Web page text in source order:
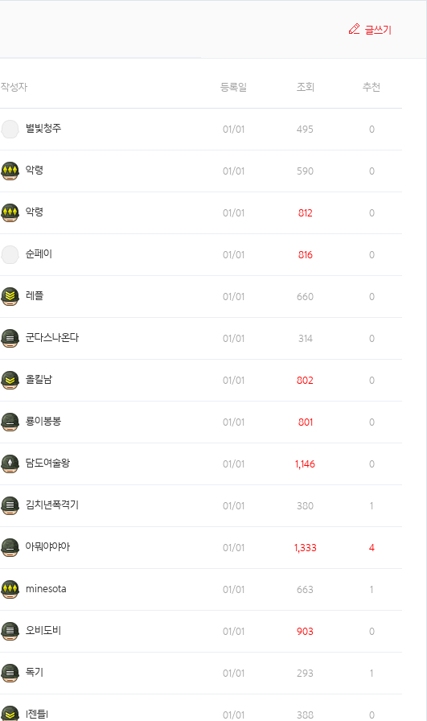
글쓰기
작성자 등록일 조회 추천
별빛청주 01/01 495 0
악령 01/01 590 0
악령 01/01 812 0
순페이 01/01 816 0
레플 01/01 660 0
군다스나온다 01/01 314 0
올킬남 01/01 802 0
룡이봉봉 01/01 801 0
담도여술왕 01/01 1,146 0
김치년폭격기 01/01 380 1
아뭐야야아 01/01 1,333 4
minesota 01/01 663 1
오비도비 01/01 903 0
독기 01/01 293 1
I젠틀I 01/01 388 0